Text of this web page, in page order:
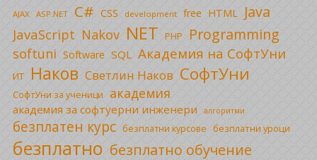
AJAX ASP.NET C# CSS development free HTML Java
JavaScript Nakov NET PHP Programming
softuni Software SQL Академия на СофтУни
ИТ Наков Светлин Наков СофтУни
СофтУни за ученици академия
академия за софтуерни инженери алгоритми
безплатен курс безплатни курсове безплатни уроци
безплатно безплатно обучение